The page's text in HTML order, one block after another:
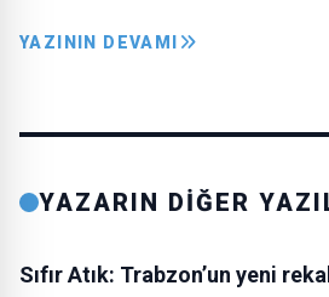
YAZININ DEVAMI
YAZARIN DİĞER
Sıfır Atık: Trabzon’un yeni